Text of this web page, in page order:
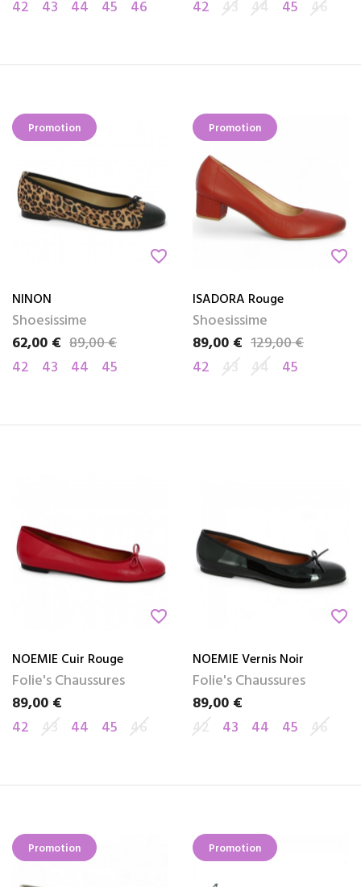
42 43 44 45 46 42 43 44 45 46
Promotion
favorite_border
NINON
Shoesissime
Prix
62,00 €
Prix de base89,00 €
42
43 44 45
Promotion
favorite_border
ISADORA Rouge
Shoesissime
Prix
89,00 €
Prix de base129,00 €
42 43 44 45
favorite_border
NOEMIE Cuir Rouge
Folie's Chaussures
Prix
89,00 €
42 43 44 45 46
favorite_border
NOEMIE Vernis Noir
Folie's Chaussures
Prix
89,00 €
42
43 44 45 46
Promotion Promotion